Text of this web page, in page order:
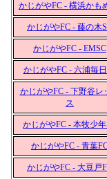
かじがやFC - 横浜かも
かじがやFC - 藤の木
かじがやFC - EMSC
かじがやFC - 六浦毎日
かじがやFC - 下野谷レ
ス
かじがやFC - 本牧少年
かじがやFC - 青葉
かじがやFC - 大豆戸